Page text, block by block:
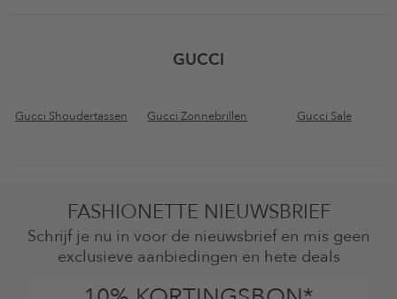
GUCCI
Gucci Shoudertassen Gucci Zonnebrillen Gucci Sale
FASHIONETTE NIEUWSBRIEF
Schrijf je nu in voor de nieuwsbrief en mis geen
exclusieve aanbiedingen en hete deals